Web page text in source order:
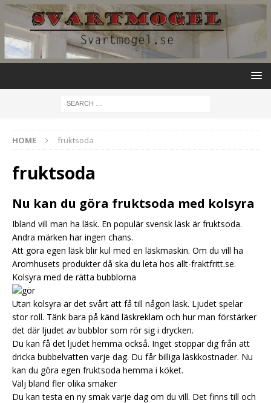
HOME fruktsoda
fruktsoda
Nu kan du göra fruktsoda med kolsyra
Ibland vill man ha läsk. En populär svensk läsk är fruktsoda.
Andra märken har ingen chans.
Att göra egen läsk blir kul med en läskmaskin. Om du vill ha
Aromhusets produkter då ska du leta hos allt-fraktfritt.se.
Kolsyra med de rätta bubblorna
Utan kolsyra är det svårt att få till någon läsk. Ljudet spelar
stor roll. Tänk bara på känd läskreklam och hur man förstärker
det där ljudet av bubblor som rör sig i drycken.
Du kan få det ljudet hemma också. Inget stoppar dig från att
dricka bubbelvatten varje dag. Du får billiga läskkostnader. Nu
kan du göra egen fruktsoda hemma i köket.
Välj bland fler olika smaker
Du kan testa en ny smak varje dag om du vill. Det finns till och